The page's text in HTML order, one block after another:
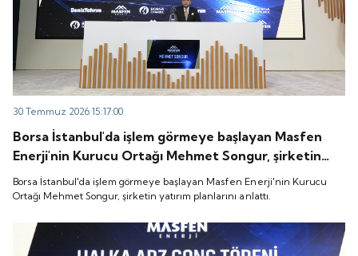
30 Temmuz 2026 15:17:00
Borsa İstanbul'da işlem görmeye başlayan Masfen
Enerji'nin Kurucu Ortağı Mehmet Songur, şirketin
yatırım planlarını anlattı.
Borsa İstanbul'da işlem görmeye başlayan Masfen Enerji'nin Kurucu
Ortağı Mehmet Songur, şirketin yatırım planlarını anlattı.